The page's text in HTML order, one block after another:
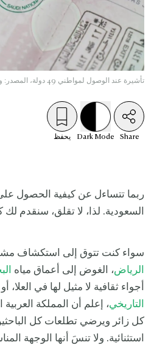
تأشيرة عند الوصول لمواطني 49 دولة، المصدر: وكالة الأنباء السعودية
Share
Dark Mode يحفظ
ربما تتساءل عن كيفية الحصول
السعودية. لذا، لا تقلق، سنقدم لك
سواء كنت تتوق إلى استكشاف
الرياض، الغوض إلى أعماق مياه
أجواء ثقافية لا مثيل لها في العلا،
التاريخي، إعلم أن المملكة
كل زائر ويرضي تطلعات كل
استثنائية. ولا تنسَ أنها الوجهة